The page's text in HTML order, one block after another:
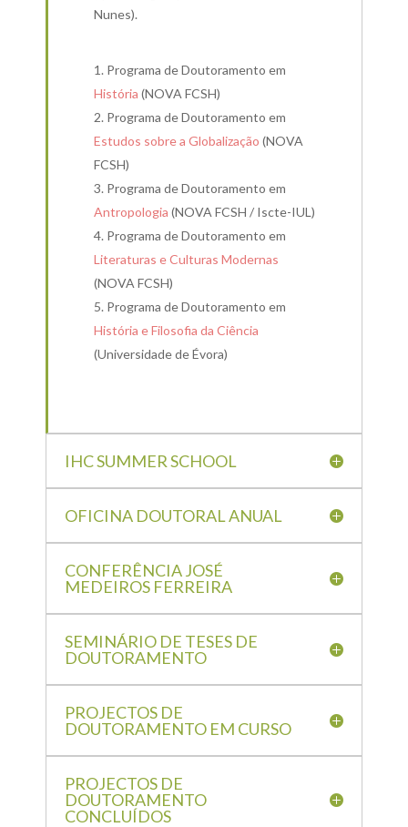
Nunes).
Programa de Doutoramento em
História (NOVA FCSH)
Programa de Doutoramento em
Estudos sobre a Globalização (NOVA
FCSH)
Programa de Doutoramento em
Antropologia (NOVA FCSH / Iscte-IUL)
Programa de Doutoramento em
Literaturas e Culturas Modernas
(NOVA FCSH)
Programa de Doutoramento em
História e Filosofia da Ciência
(Universidade de Évora)
IHC SUMMER SCHOOL
OFICINA DOUTORAL ANUAL
CONFERÊNCIA JOSÉ
MEDEIROS FERREIRA
SEMINÁRIO DE TESES DE
DOUTORAMENTO
PROJECTOS DE
DOUTORAMENTO EM CURSO
PROJECTOS DE
DOUTORAMENTO
CONCLUÍDOS